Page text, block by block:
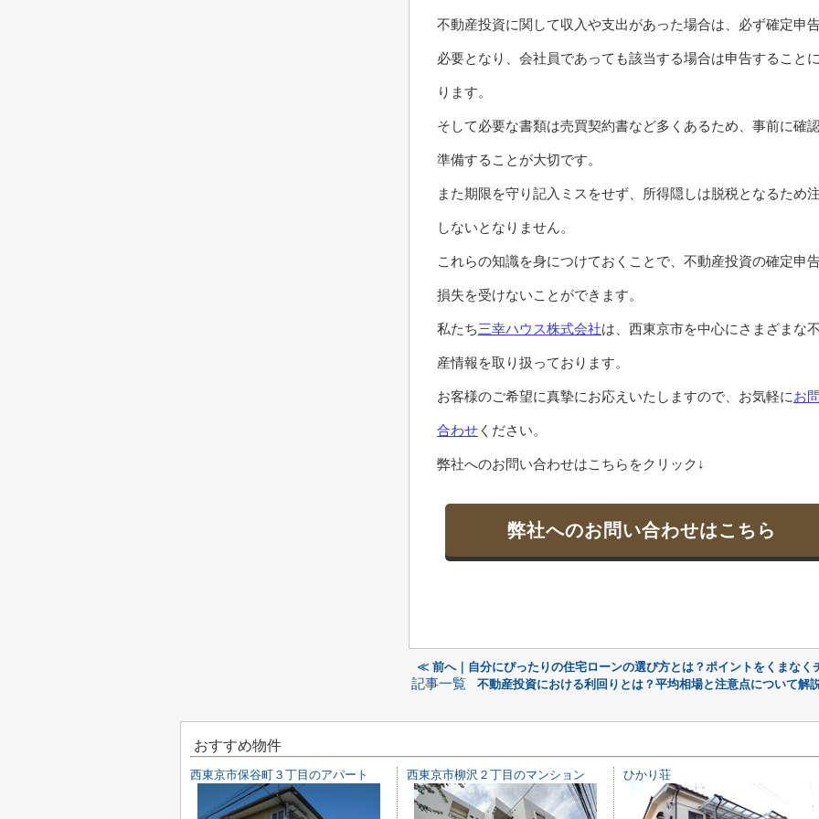
不動産投資に関して収入や支出があった場合は、必ず確定申
必要となり、会社員であっても該当する場合は申告すること
ります。
そして必要な書類は売買契約書など多くあるため、事前に確
準備することが大切です。
また期限を守り記入ミスをせず、所得隠しは脱税となるため
しないとなりません。
これらの知識を身につけておくことで、不動産投資の確定申
損失を受けないことができます。
私たち三幸ハウス株式会社は、西東京市を中心にさまざまな
産情報を取り扱っております。
お客様のご希望に真摯にお応えいたしますので、お気軽にお
合わせ ください。
弊社へのお問い合わせはこちらをクリック↓
弊社へのお問い合わせはこちら
≪ 前へ｜自分にぴったりの住宅ローンの選び方とは？ポイントをくまなく
記事一覧 不動産投資における利回りとは？平均相場と注意点について解
おすすめ物件
西東京市保谷町３丁目のアパート 西東京市柳沢２丁目のマンション ひかり荘